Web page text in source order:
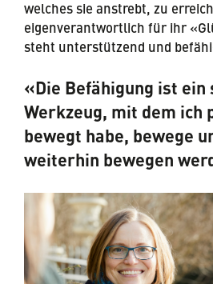
welches sie anstrebt, zu
eigenverantwortlich für ihr
steht unterstützend und
«Die Befähigung ist ein
Werkzeug, mit dem ich
bewegt habe, bewege
weiterhin bewegen